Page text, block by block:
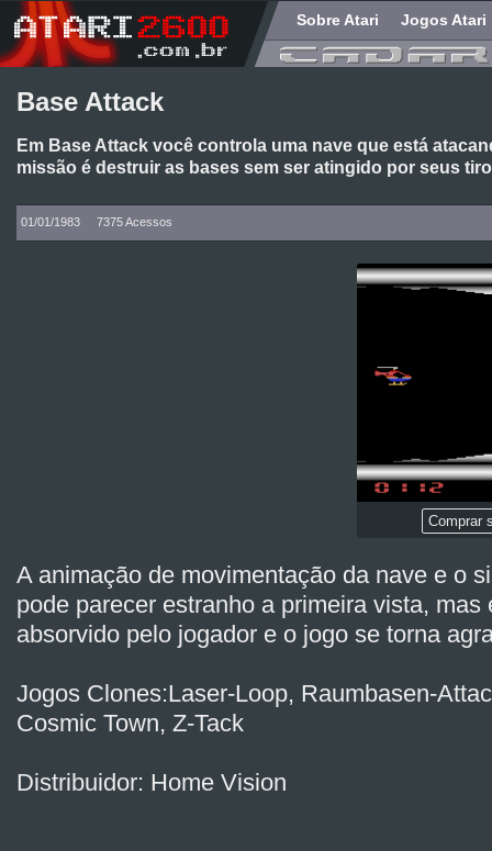
Sobre Atari Jogos Atari
Base Attack
Em Base Attack você controla uma nave que está
missão é destruir as bases sem ser atingido por seus
01/01/1983 7375 Acessos
Comprar
A animação de movimentação da nave e o
pode parecer estranho a primeira vista, mas
absorvido pelo jogador e o jogo se torna
Jogos Clones:Laser-Loop, Raumbasen-
Cosmic Town, Z-Tack
Distribuidor: Home Vision